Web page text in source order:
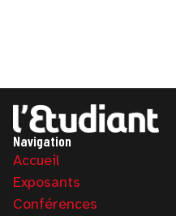
Navigation
Accueil
Exposants
Conférences